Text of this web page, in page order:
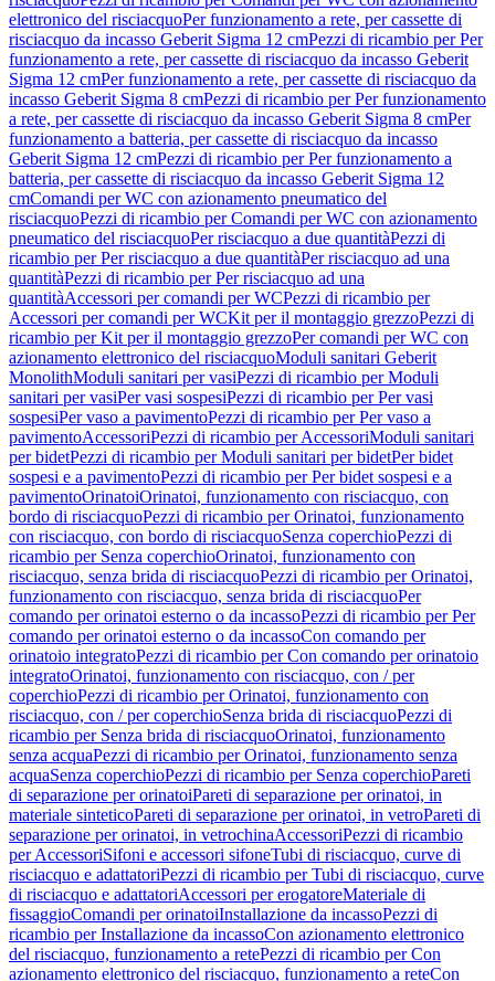
elettronico del risciacquoPer funzionamento a rete, per cassette di
risciacquo da incasso Geberit Sigma 12 cmPezzi di ricambio per Per
funzionamento a rete, per cassette di risciacquo da incasso Geberit
Sigma 12 cmPer funzionamento a rete, per cassette di risciacquo da
incasso Geberit Sigma 8 cmPezzi di ricambio per Per funzionamento
a rete, per cassette di risciacquo da incasso Geberit Sigma 8 cmPer
funzionamento a batteria, per cassette di risciacquo da incasso
Geberit Sigma 12 cmPezzi di ricambio per Per funzionamento a
batteria, per cassette di risciacquo da incasso Geberit Sigma 12
cmComandi per WC con azionamento pneumatico del
risciacquoPezzi di ricambio per Comandi per WC con azionamento
pneumatico del risciacquoPer risciacquo a due quantitàPezzi di
ricambio per Per risciacquo a due quantitàPer risciacquo ad una
quantitàPezzi di ricambio per Per risciacquo ad una
quantitàAccessori per comandi per WCPezzi di ricambio per
Accessori per comandi per WCKit per il montaggio grezzoPezzi di
ricambio per Kit per il montaggio grezzoPer comandi per WC con
azionamento elettronico del risciacquoModuli sanitari Geberit
MonolithModuli sanitari per vasiPezzi di ricambio per Moduli
sanitari per vasiPer vasi sospesiPezzi di ricambio per Per vasi
sospesiPer vaso a pavimentoPezzi di ricambio per Per vaso a
pavimentoAccessoriPezzi di ricambio per AccessoriModuli sanitari
per bidetPezzi di ricambio per Moduli sanitari per bidetPer bidet
sospesi e a pavimentoPezzi di ricambio per Per bidet sospesi e a
pavimentoOrinatoiOrinatoi, funzionamento con risciacquo, con
bordo di risciacquoPezzi di ricambio per Orinatoi, funzionamento
con risciacquo, con bordo di risciacquoSenza coperchioPezzi di
ricambio per Senza coperchioOrinatoi, funzionamento con
risciacquo, senza brida di risciacquoPezzi di ricambio per Orinatoi,
funzionamento con risciacquo, senza brida di risciacquoPer
comando per orinatoi esterno o da incassoPezzi di ricambio per Per
comando per orinatoi esterno o da incassoCon comando per
orinatoio integratoPezzi di ricambio per Con comando per orinatoio
integratoOrinatoi, funzionamento con risciacquo, con / per
coperchioPezzi di ricambio per Orinatoi, funzionamento con
risciacquo, con / per coperchioSenza brida di risciacquoPezzi di
ricambio per Senza brida di risciacquoOrinatoi, funzionamento
senza acquaPezzi di ricambio per Orinatoi, funzionamento senza
acquaSenza coperchioPezzi di ricambio per Senza coperchioPareti
di separazione per orinatoiPareti di separazione per orinatoi, in
materiale sinteticoPareti di separazione per orinatoi, in vetroPareti di
separazione per orinatoi, in vetrochinaAccessoriPezzi di ricambio
per AccessoriSifoni e accessori sifoneTubi di risciacquo, curve di
risciacquo e adattatoriPezzi di ricambio per Tubi di risciacquo, curve
di risciacquo e adattatoriAccessori per erogatoreMateriale di
fissaggioComandi per orinatoiInstallazione da incassoPezzi di
ricambio per Installazione da incassoCon azionamento elettronico
del risciacquo, funzionamento a retePezzi di ricambio per Con
azionamento elettronico del risciacquo, funzionamento a reteCon